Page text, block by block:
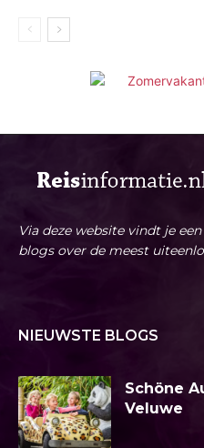
Via deze website vindt je
blogs over de meest
NIEUWSTE BLOGS
Schöne
Veluwe